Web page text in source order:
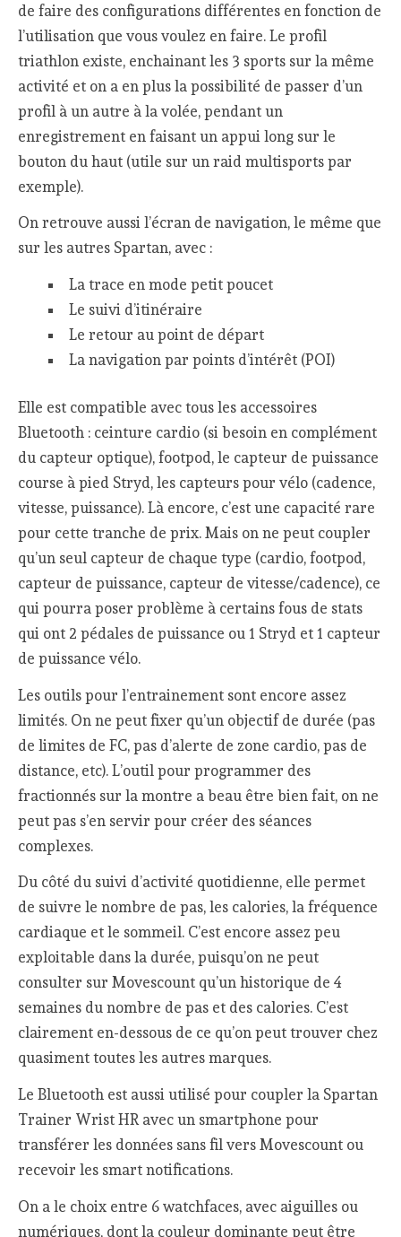
de faire des configurations différentes en fonction de
l’utilisation que vous voulez en faire. Le profil
triathlon existe, enchainant les 3 sports sur la même
activité et on a en plus la possibilité de passer d’un
profil à un autre à la volée, pendant un
enregistrement en faisant un appui long sur le
bouton du haut (utile sur un raid multisports par
exemple).
On retrouve aussi l’écran de navigation, le même que
sur les autres Spartan, avec :
La trace en mode petit poucet
Le suivi d’itinéraire
Le retour au point de départ
La navigation par points d’intérêt (POI)
Elle est compatible avec tous les accessoires
Bluetooth : ceinture cardio (si besoin en complément
du capteur optique), footpod, le capteur de puissance
course à pied Stryd, les capteurs pour vélo (cadence,
vitesse, puissance). Là encore, c’est une capacité rare
pour cette tranche de prix. Mais on ne peut coupler
qu’un seul capteur de chaque type (cardio, footpod,
capteur de puissance, capteur de vitesse/cadence), ce
qui pourra poser problème à certains fous de stats
qui ont 2 pédales de puissance ou 1 Stryd et 1 capteur
de puissance vélo.
Les outils pour l’entrainement sont encore assez
limités. On ne peut fixer qu’un objectif de durée (pas
de limites de FC, pas d’alerte de zone cardio, pas de
distance, etc). L’outil pour programmer des
fractionnés sur la montre a beau être bien fait, on ne
peut pas s’en servir pour créer des séances
complexes.
Du côté du suivi d’activité quotidienne, elle permet
de suivre le nombre de pas, les calories, la fréquence
cardiaque et le sommeil. C’est encore assez peu
exploitable dans la durée, puisqu’on ne peut
consulter sur Movescount qu’un historique de 4
semaines du nombre de pas et des calories. C’est
clairement en-dessous de ce qu’on peut trouver chez
quasiment toutes les autres marques.
Le Bluetooth est aussi utilisé pour coupler la Spartan
Trainer Wrist HR avec un smartphone pour
transférer les données sans fil vers Movescount ou
recevoir les smart notifications.
On a le choix entre 6 watchfaces, avec aiguilles ou
numériques, dont la couleur dominante peut être